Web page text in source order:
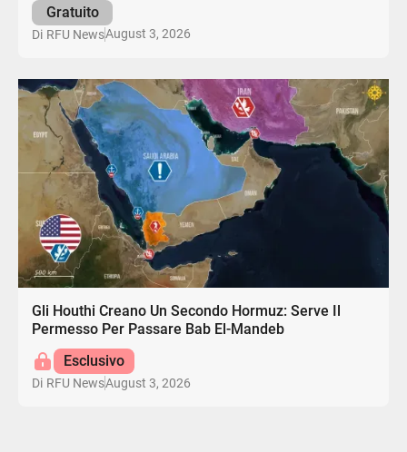
Gratuito
Di RFU NewsAugust 3, 2026
Gli Houthi Creano Un Secondo Hormuz: Serve Il
Permesso Per Passare Bab El-Mandeb
Esclusivo
Di RFU NewsAugust 3, 2026